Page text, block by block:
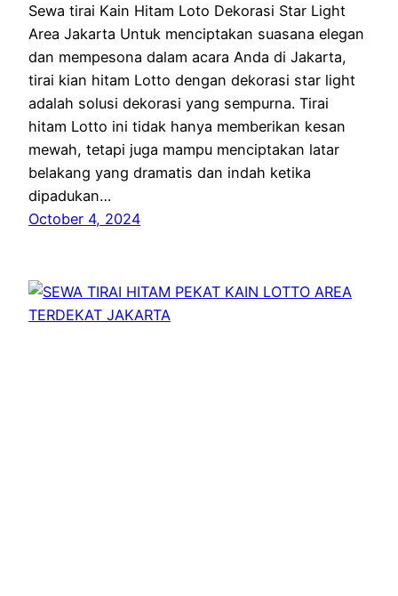
Sewa tirai Kain Hitam Loto Dekorasi Star Light
Area Jakarta Untuk menciptakan suasana elegan
dan mempesona dalam acara Anda di Jakarta,
tirai kian hitam Lotto dengan dekorasi star light
adalah solusi dekorasi yang sempurna. Tirai
hitam Lotto ini tidak hanya memberikan kesan
mewah, tetapi juga mampu menciptakan latar
belakang yang dramatis dan indah ketika
dipadukan…
October 4, 2024